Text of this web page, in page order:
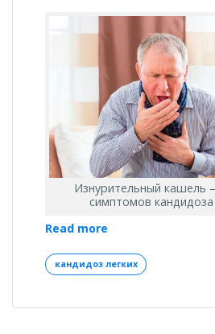
Изнурительный кашель
симптомов кандидоза
Read more
кашель
из-
кандидоз легких